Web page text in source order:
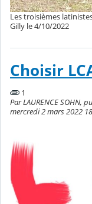
Les troisièmes
Gilly le 4/10/2022
Choisir
1
Par LAURENCE SOHN,
mercredi 2 mars 2022